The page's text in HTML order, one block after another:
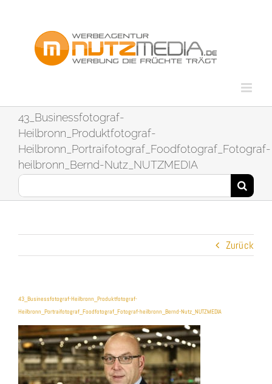
43_Businessfotograf-
Heilbronn_Produktfotograf-
Heilbronn_Portraifotograf_Foodfotograf_Fotograf-
heilbronn_Bernd-Nutz_NUTZMEDIA
Suche
nach:
Zurück
43_Businessfotograf-Heilbronn_Produktfotograf-
Heilbronn_Portraifotograf_Foodfotograf_Fotograf-heilbronn_Bernd-Nutz_NUTZMEDIA